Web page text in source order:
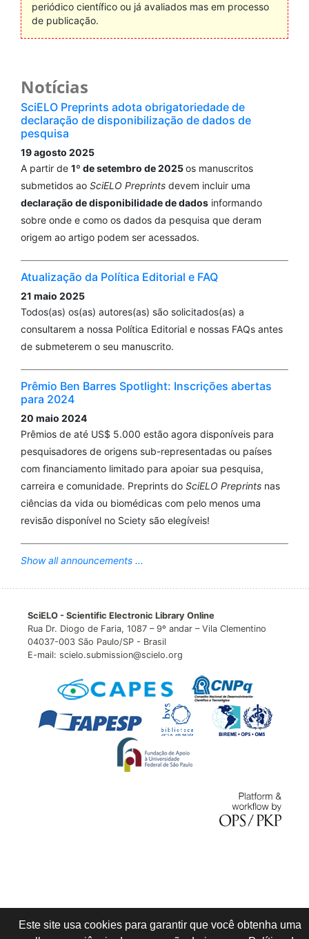
periódico científico ou já avaliados mas em processo
de publicação.
Notícias
SciELO Preprints adota obrigatoriedade de
declaração de disponibilização de dados de
pesquisa
19 agosto 2025
A partir de 1º de setembro de 2025os manuscritos
submetidos ao SciELO Preprints devem incluir uma
declaração de disponibilidade de dados informando
sobre onde e como os dados da pesquisa que deram
origem ao artigo podem ser acessados.
Atualização da Política Editorial e FAQ
21 maio 2025
Todos(as) os(as) autores(as) são solicitados(as) a
consultarem a nossa Política Editorial e nossas FAQs antes
de submeterem o seu manuscrito.
Prêmio Ben Barres Spotlight: Inscrições abertas
para 2024
20 maio 2024
Prêmios de até US$ 5.000 estão agora disponíveis para
pesquisadores de origens sub-representadas ou países
com financiamento limitado para apoiar sua pesquisa,
carreira e comunidade. Preprints do SciELO Preprints nas
ciências da vida ou biomédicas com pelo menos uma
revisão disponível no Sciety são elegíveis!
Show all announcements ...
SciELO - Scientific Electronic Library Online
Rua Dr. Diogo de Faria, 1087 – 9º andar – Vila Clementino
04037-003 São Paulo/SP - Brasil
E-mail: scielo.submission@scielo.org
Este site usa cookies para garantir que você obtenha uma